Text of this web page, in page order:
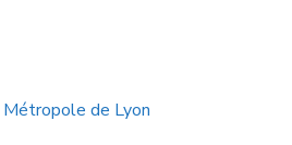
Métropole de Lyon